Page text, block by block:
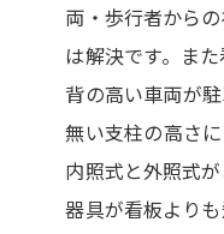
両・歩行者から
は解決です。ま
背の高い車両が
無い支柱の高さ
内照式と外照式
器具が看板より